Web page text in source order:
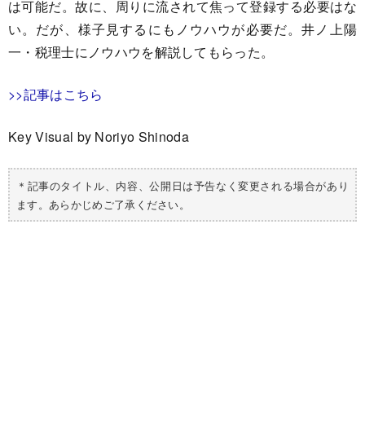
は可能だ。故に、周りに流されて焦って登録する必要はな
い。だが、様子見するにもノウハウが必要だ。井ノ上陽
一・税理士にノウハウを解説してもらった。
>>記事はこちら
Key Visual by Noriyo Shinoda
＊記事のタイトル、内容、公開日は予告なく変更される場合があり
ます。あらかじめご了承ください。